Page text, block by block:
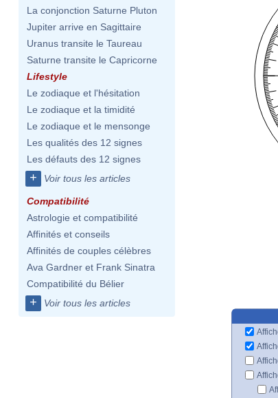
La conjonction Saturne Pluton
Jupiter arrive en Sagittaire
Uranus transite le Taureau
Saturne transite le Capricorne
Lifestyle
Le zodiaque et l'hésitation
Le zodiaque et la timidité
Le zodiaque et le mensonge
Les qualités des 12 signes
Les défauts des 12 signes
+ Voir tous les articles
Compatibilité
Astrologie et compatibilité
Affinités et conseils
Affinités de couples célèbres
Ava Gardner et Frank Sinatra
Compatibilité du Bélier
+ Voir tous les articles